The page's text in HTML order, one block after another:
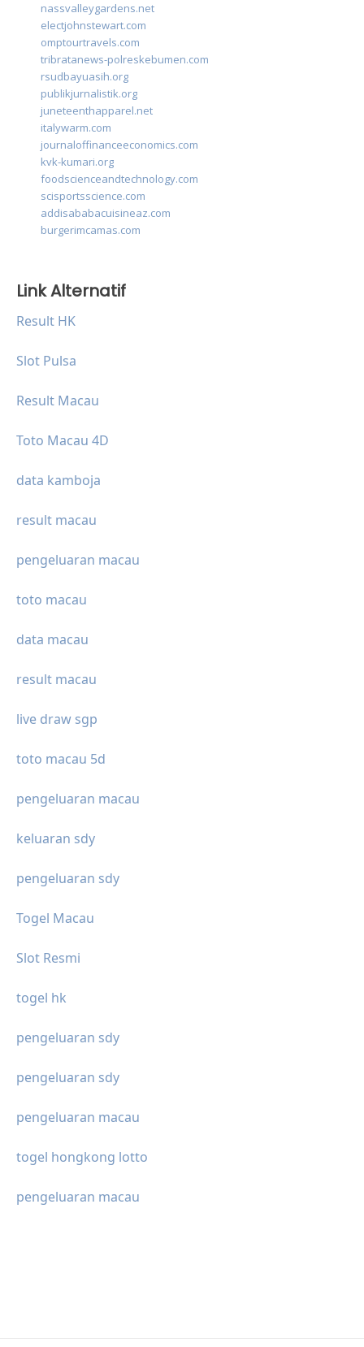
nassvalleygardens.net
electjohnstewart.com
omptourtravels.com
tribratanews-polreskebumen.com
rsudbayuasih.org
publikjurnalistik.org
juneteenthapparel.net
italywarm.com
journaloffinanceeconomics.com
kvk-kumari.org
foodscienceandtechnology.com
scisportsscience.com
addisababacuisineaz.com
burgerimcamas.com
Link Alternatif
Result HK
Slot Pulsa
Result Macau
Toto Macau 4D
data kamboja
result macau
pengeluaran macau
toto macau
data macau
result macau
live draw sgp
toto macau 5d
pengeluaran macau
keluaran sdy
pengeluaran sdy
Togel Macau
Slot Resmi
togel hk
pengeluaran sdy
pengeluaran sdy
pengeluaran macau
togel hongkong lotto
pengeluaran macau